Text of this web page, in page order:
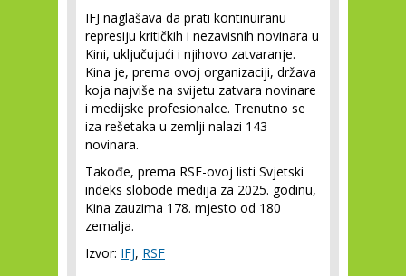
IFJ naglašava da prati kontinuiranu
represiju kritičkih i nezavisnih novinara u
Kini, uključujući i njihovo zatvaranje.
Kina je, prema ovoj organizaciji, država
koja najviše na svijetu zatvara novinare
i medijske profesionalce. Trenutno se
iza rešetaka u zemlji nalazi 143
novinara.
Takođe, prema RSF-ovoj listi Svjetski
indeks slobode medija za 2025. godinu,
Kina zauzima 178. mjesto od 180
zemalja.
Izvor: IFJ, RSF